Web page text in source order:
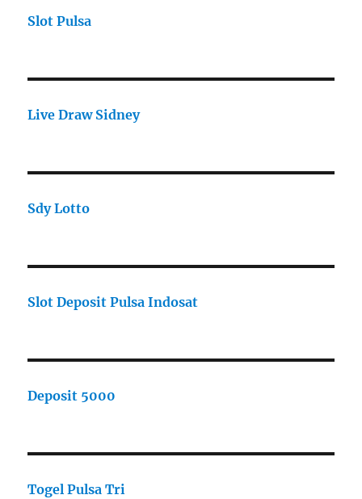
Slot Pulsa
Live Draw Sidney
Sdy Lotto
Slot Deposit Pulsa Indosat
Deposit 5000
Togel Pulsa Tri